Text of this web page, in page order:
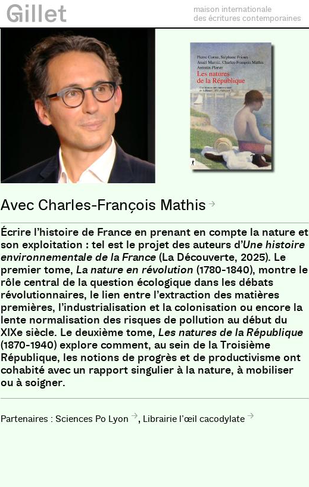
maison internationale
des écritures contemporaines
Charles-François Mathis
Écrire l’histoire de France en prenant en compte la nature et
son exploitation : tel est le projet des auteurs d’Une histoire
environnementale de la France (La Découverte, 2025). Le
premier tome,La nature en révolution (1780-1840), montre le
rôle central de la question écologique dans les débats
révolutionnaires, le lien entre l’extraction des matières
premières, l’industrialisation et la colonisation ou encore la
lente normalisation des risques de pollution au début du
XIXe siècle. Le deuxième tome,Les natures de la République
(1870-1940) explore comment, au sein de la Troisième
République, les notions de progrès et de productivisme ont
cohabité avec un rapport singulier à la nature, à mobiliser
ou à soigner.
Sciences Po Lyon , Librairie l’œil cacodylate